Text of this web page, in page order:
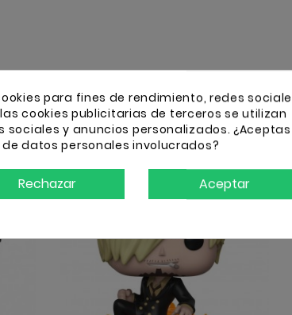
PRODUCTOS
AÑADIR
para fines de rendimiento, redes
cookies publicitarias de terceros se utilizan
y anuncios personalizados. ¿Aceptas
datos personales involucrados?
Rechazar Aceptar